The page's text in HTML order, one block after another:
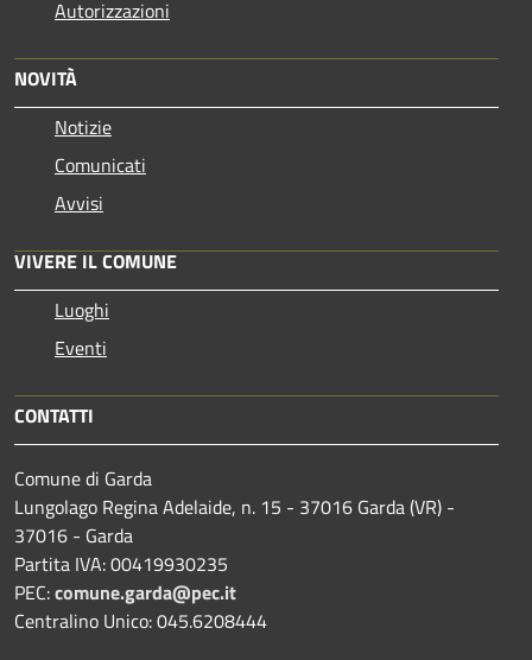
Autorizzazioni
NOVITÀ
Notizie
Comunicati
Avvisi
VIVERE IL COMUNE
Luoghi
Eventi
CONTATTI
Comune di Garda
Lungolago Regina Adelaide, n. 15 - 37016 Garda (VR) -
37016 - Garda
Partita IVA: 00419930235
PEC:comune.garda@pec.it
Centralino Unico: 045.6208444